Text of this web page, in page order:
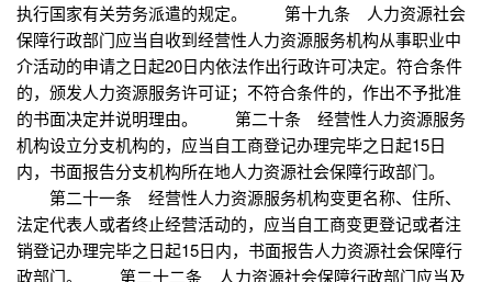
执行国家有关劳务派遣的规定。 第十九条 人力资源社会
保障行政部门应当自收到经营性人力资源服务机构从事职业中
介活动的申请之日起20日内依法作出行政许可决定。符合条件
的，颁发人力资源服务许可证；不符合条件的，作出不予批准
的书面决定并说明理由。 第二十条 经营性人力资源服务
机构设立分支机构的，应当自工商登记办理完毕之日起15日
内，书面报告分支机构所在地人力资源社会保障行政部门。
第二十一条 经营性人力资源服务机构变更名称、住所、
法定代表人或者终止经营活动的，应当自工商变更登记或者注
销登记办理完毕之日起15日内，书面报告人力资源社会保障行
政部门。 第二十二条 人力资源社会保障行政部门应当及